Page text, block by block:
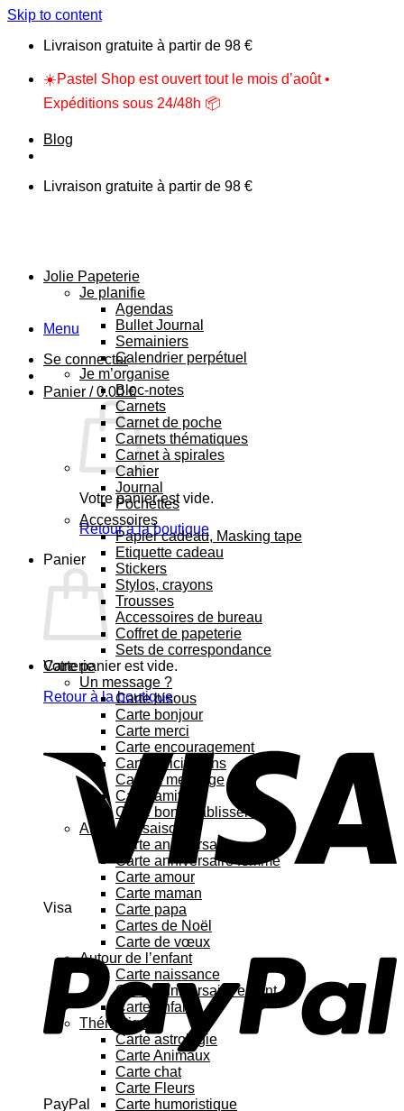
Skip to content
Livraison gratuite à partir de 98 €
☀️Pastel Shop est ouvert tout le mois d’août •
Expéditions sous 24/48h 📦
Blog
Livraison gratuite à partir de 98 €
Menu
Se connecter
Panier /0.00€
Votre panier est vide.
Retour à la boutique
Panier
Votre panier est vide.
Retour à la boutique
Visa
PayPal
Jolie Papeterie
Je planifie
Agendas
Bullet Journal
Semainiers
Calendrier perpétuel
Je m’organise
Bloc-notes
Carnets
Carnet de poche
Carnets thématiques
Carnet à spirales
Cahier
Journal
Pochettes
Accessoires
Papier cadeau, Masking tape
Etiquette cadeau
Stickers
Stylos, crayons
Trousses
Accessoires de bureau
Coffret de papeterie
Sets de correspondance
Carterie
Un message ?
Carte bisous
Carte bonjour
Carte merci
Carte encouragement
Carte félicitations
Carte à message
Carte amitié
Carte bon rétablissement
Au fil des saisons
Carte anniversaire
Carte anniversaire femme
Carte amour
Carte maman
Carte papa
Cartes de Noël
Carte de vœux
Autour de l’enfant
Carte naissance
Carte anniversaire enfant
Carte enfant
Thématique
Carte astrologie
Carte Animaux
Carte chat
Carte Fleurs
Carte humoristique